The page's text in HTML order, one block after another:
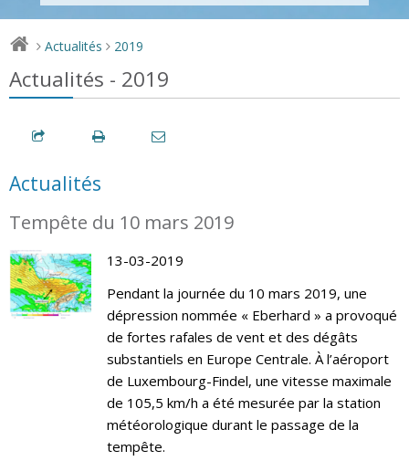
> Actualités > 2019
Actualités - 2019
Actualités
Tempête du 10 mars 2019
13-03-2019
Pendant la journée du 10 mars 2019, une
dépression nommée « Eberhard » a provoqué
de fortes rafales de vent et des dégâts
substantiels en Europe Centrale. À l’aéroport
de Luxembourg-Findel, une vitesse maximale
de 105,5 km/h a été mesurée par la station
météorologique durant le passage de la
tempête.